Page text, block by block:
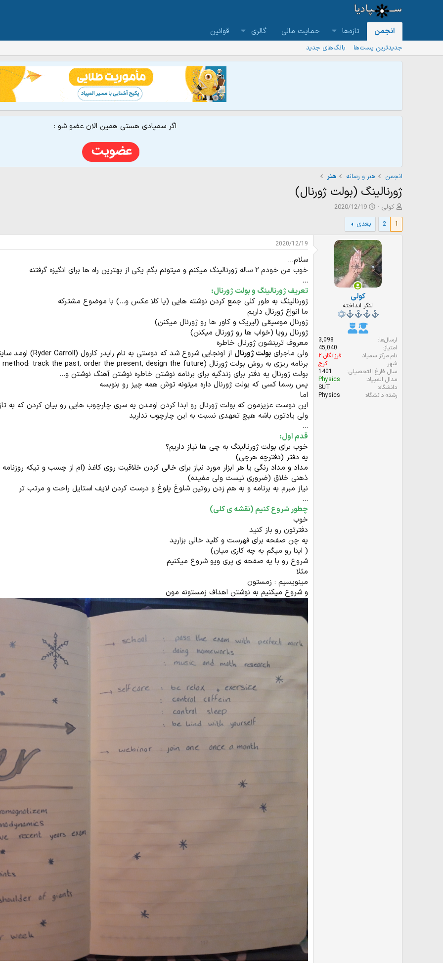
انجمن تازه‌ها حمایت مالی گالری قوانین
جدیدترین پست‌ها بانگ‌های جدید
اگر سمپادی هستی همین الان عضو شو :
انجمن هنر و رسانه هنر
ژورنالینگ (بولت ژورنال)
ش
ر
ع
کولی
ت
ا
ر
ی
خ
ش
ر
و
ع
2020/12/19
1
2 بعدی
کولی
لنگر انداخته
ارسال‌ها
3,098
امتیاز
45,040
نام مرکز سمپاد
فرزانگان ۲
شهر
کرج
سال فارغ التحصیلی
1401
مدال المپیاد
Physics
دانشگاه
SUT
رشته دانشگاه
Physics
2020/12/19
سلام...
خوب من خودم ۲ ساله ژورنالینگ میکنم و میتونم بگم یکی از بهترین راه ها برای انگیزه گرفتنه
...
تعریف ژورنالینگ و بولت ژورنال:
ژورنالینگ به طور کلی جمع کردن نوشته هایی (یا کلا عکس و...) با موضوع مشترکه
ما انواع ژورنال داریم
ژورنال موسیقی (لیریک و کاور ها رو ژورنال میکنن)
ژورنال رویا (خواب ها رو ژورنال میکنن)
معروف ترینشون ژورنال خاطره
ولی ماجرای بولت ژورنال از اونجایی شروع شد که دوستی به نام رایدر کارول (Ryder Carroll) اومد سایتی رو درست کرد و سپس کتابی به اسم
برنامه ریزی به روش بولت ژورنال (The bullet journal method: track the past, order the present, design the future) رو نوشت.
بولت ژورنال یه دفتر برای زندگیه برای برنامه نوشتن خاطره نوشتن آهنگ نوشتن و...
پس رسما کسی که بولت ژورنال داره میتونه توش همه چیز رو بنوبسه
اما
این دوست عزیزمون که بولت ژورنال رو ابدا کردن اومدن یه سری چارچوب هایی رو بیان کردن که به
ولی یادتون باشه هیچ تعهدی نسبت به این چارچوب ندارید
...
قدم اول:
خوب برای بولت ژورنالینگ به چی ها نیاز داریم؟
یه دفتر (دفترچه هرچی)
مداد و مداد رنگی یا هر ابزار مورد نیاز برای خالی کردن خلاقیت روی کاغذ (ام از چسب و تیکه
ذهنی خلاق (ضروری نیست ولی مفیده)
نیاز مبرم به برنامه و به هم زدن روتین شلوغ پلوغ و درست کردن لایف استایل راحت و مرتب تر
...
چطور شروع کنیم (نقشه ی کلی)
خوب
دفترتون رو باز کنید
یه چن صفحه برای فهرست و کلید خالی بزارید
( اینا رو میگم به چه کاری میان)
شروع رو با یه صفحه ی پری ویو شروع میکنیم
مثلا
مینویسیم : زمستون
و شروع میکنیم به نوشتن اهداف زمستونه مون